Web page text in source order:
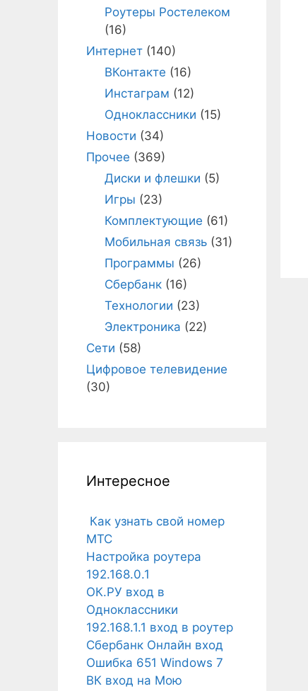
Роутеры Ростелеком
(16)
Интернет (140)
ВКонтакте (16)
Инстаграм (12)
Одноклассники (15)
Новости (34)
Прочее (369)
Диски и флешки (5)
Игры (23)
Комплектующие (61)
Мобильная связь(31)
Программы (26)
Сбербанк(16)
Технологии (23)
Электроника (22)
Сети (58)
Цифровое телевидение
(30)
Интересное
Как узнать свой номер
МТС
Настройка роутера
192.168.0.1
ОК.РУ вход в
Одноклассники
192.168.1.1 вход в роутер
Сбербанк Онлайн вход
Ошибка 651 Windows 7
ВК вход на Мою